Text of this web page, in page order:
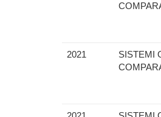
2021
SISTEMI